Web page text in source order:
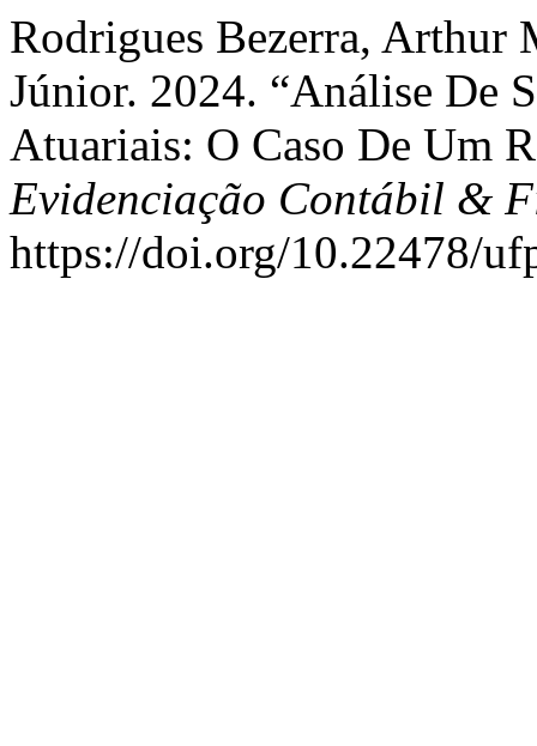
Rodrigues Bezerra, Arthur
Júnior. 2024. “Análise De
Atuariais: O Caso De Um
Evidenciação Contábil &
https://doi.org/10.22478/